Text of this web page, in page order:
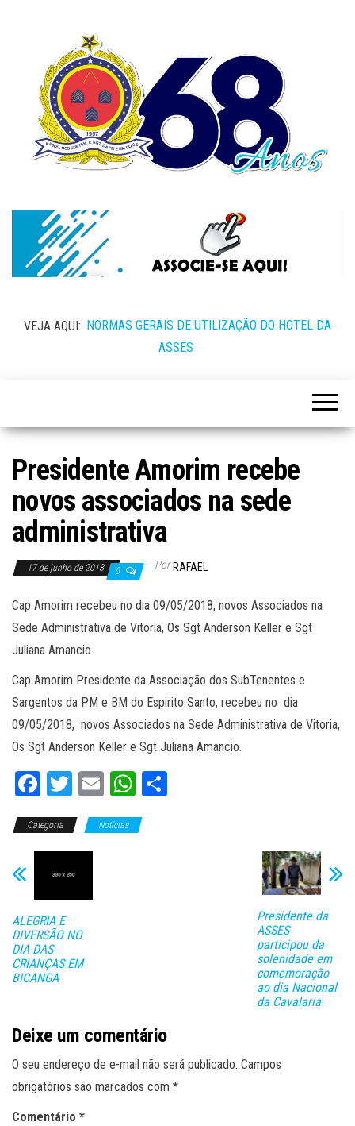
VEJA AQUI: NORMAS GERAIS DE UTILIZAÇÃO DO HOTEL DA
ASSES
Presidente Amorim recebe
novos associados na sede
administrativa
17 de junho de 2018 0 Por RAFAEL
Cap Amorim recebeu no dia 09/05/2018, novos Associados na
Sede Administrativa de Vitoria, Os Sgt Anderson Keller e Sgt
Juliana Amancio.
Cap Amorim Presidente da Associação dos SubTenentes e
Sargentos da PM e BM do Espirito Santo, recebeu no dia
09/05/2018, novos Associados na Sede Administrativa de Vitoria,
Os Sgt Anderson Keller e Sgt Juliana Amancio.
Fa
bo
ok
T
tt
er
E
ail
W
ts
Categoria Notícias
ALEGRIA E
DIVERSÃO NO
DIA DAS
CRIANÇAS EM
BICANGA
Presidente da
ASSES
participou da
solenidade em
comemoração
ao dia Nacional
da Cavalaria
Deixe um comentário
O seu endereço de e-mail não será publicado. Campos
obrigatórios são marcados com *
Comentário *